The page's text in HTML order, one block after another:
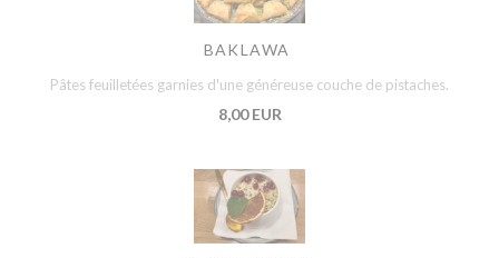
BAKLAWA
Pâtes feuilletées garnies d'une généreuse couche de pistaches.
8,00 EUR